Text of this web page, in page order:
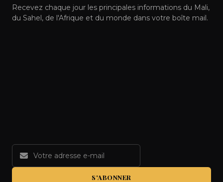
Recevez chaque jour les principales informations du Mali,
du Sahel, de l'Afrique et du monde dans votre boîte mail.
S'ABONNER